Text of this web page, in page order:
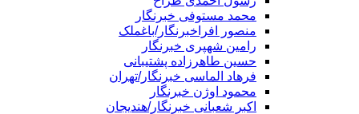
محمد مستوفی خبرنگار
منصور افراخبرنگار/باغملک
رامین شهپری خبرنگار
حسین طاهرزاده پشتیبانی
فرهاد الماسی خبرنگار/تهران
محمود اوژن خبرنگار
اکبر شعبانی خبرنگار/هندیجان